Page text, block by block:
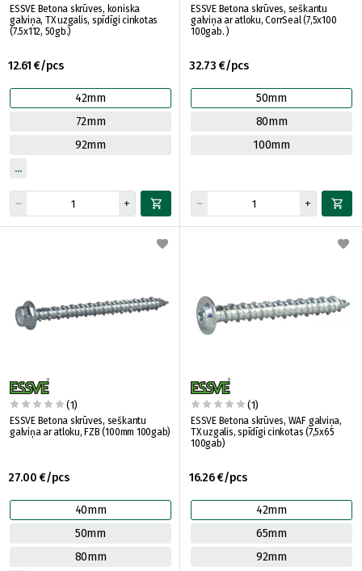
ESSVE Betona skrūves, koniska
galviņa, TX uzgalis, spīdīgi cinkotas
(7.5x112, 50gb.)
12.61 €/pcs
42mm
72mm
92mm
ESSVE Betona skrūves, seškantu
galviņa ar atloku, CorrSeal (7,5x100
100gab. )
32.73 €/pcs
50mm
80mm
100mm
(1)
ESSVE Betona skrūves, seškantu
galviņa ar atloku, FZB (100mm 100gab)
27.00 €/pcs
40mm
50mm
80mm
(1)
ESSVE Betona skrūves, WAF galviņa,
TX uzgalis, spīdīgi cinkotas (7,5x65
100gab)
16.26 €/pcs
42mm
65mm
92mm